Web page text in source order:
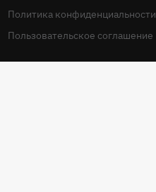
Политика конфиденциальности
Пользовательское соглашение